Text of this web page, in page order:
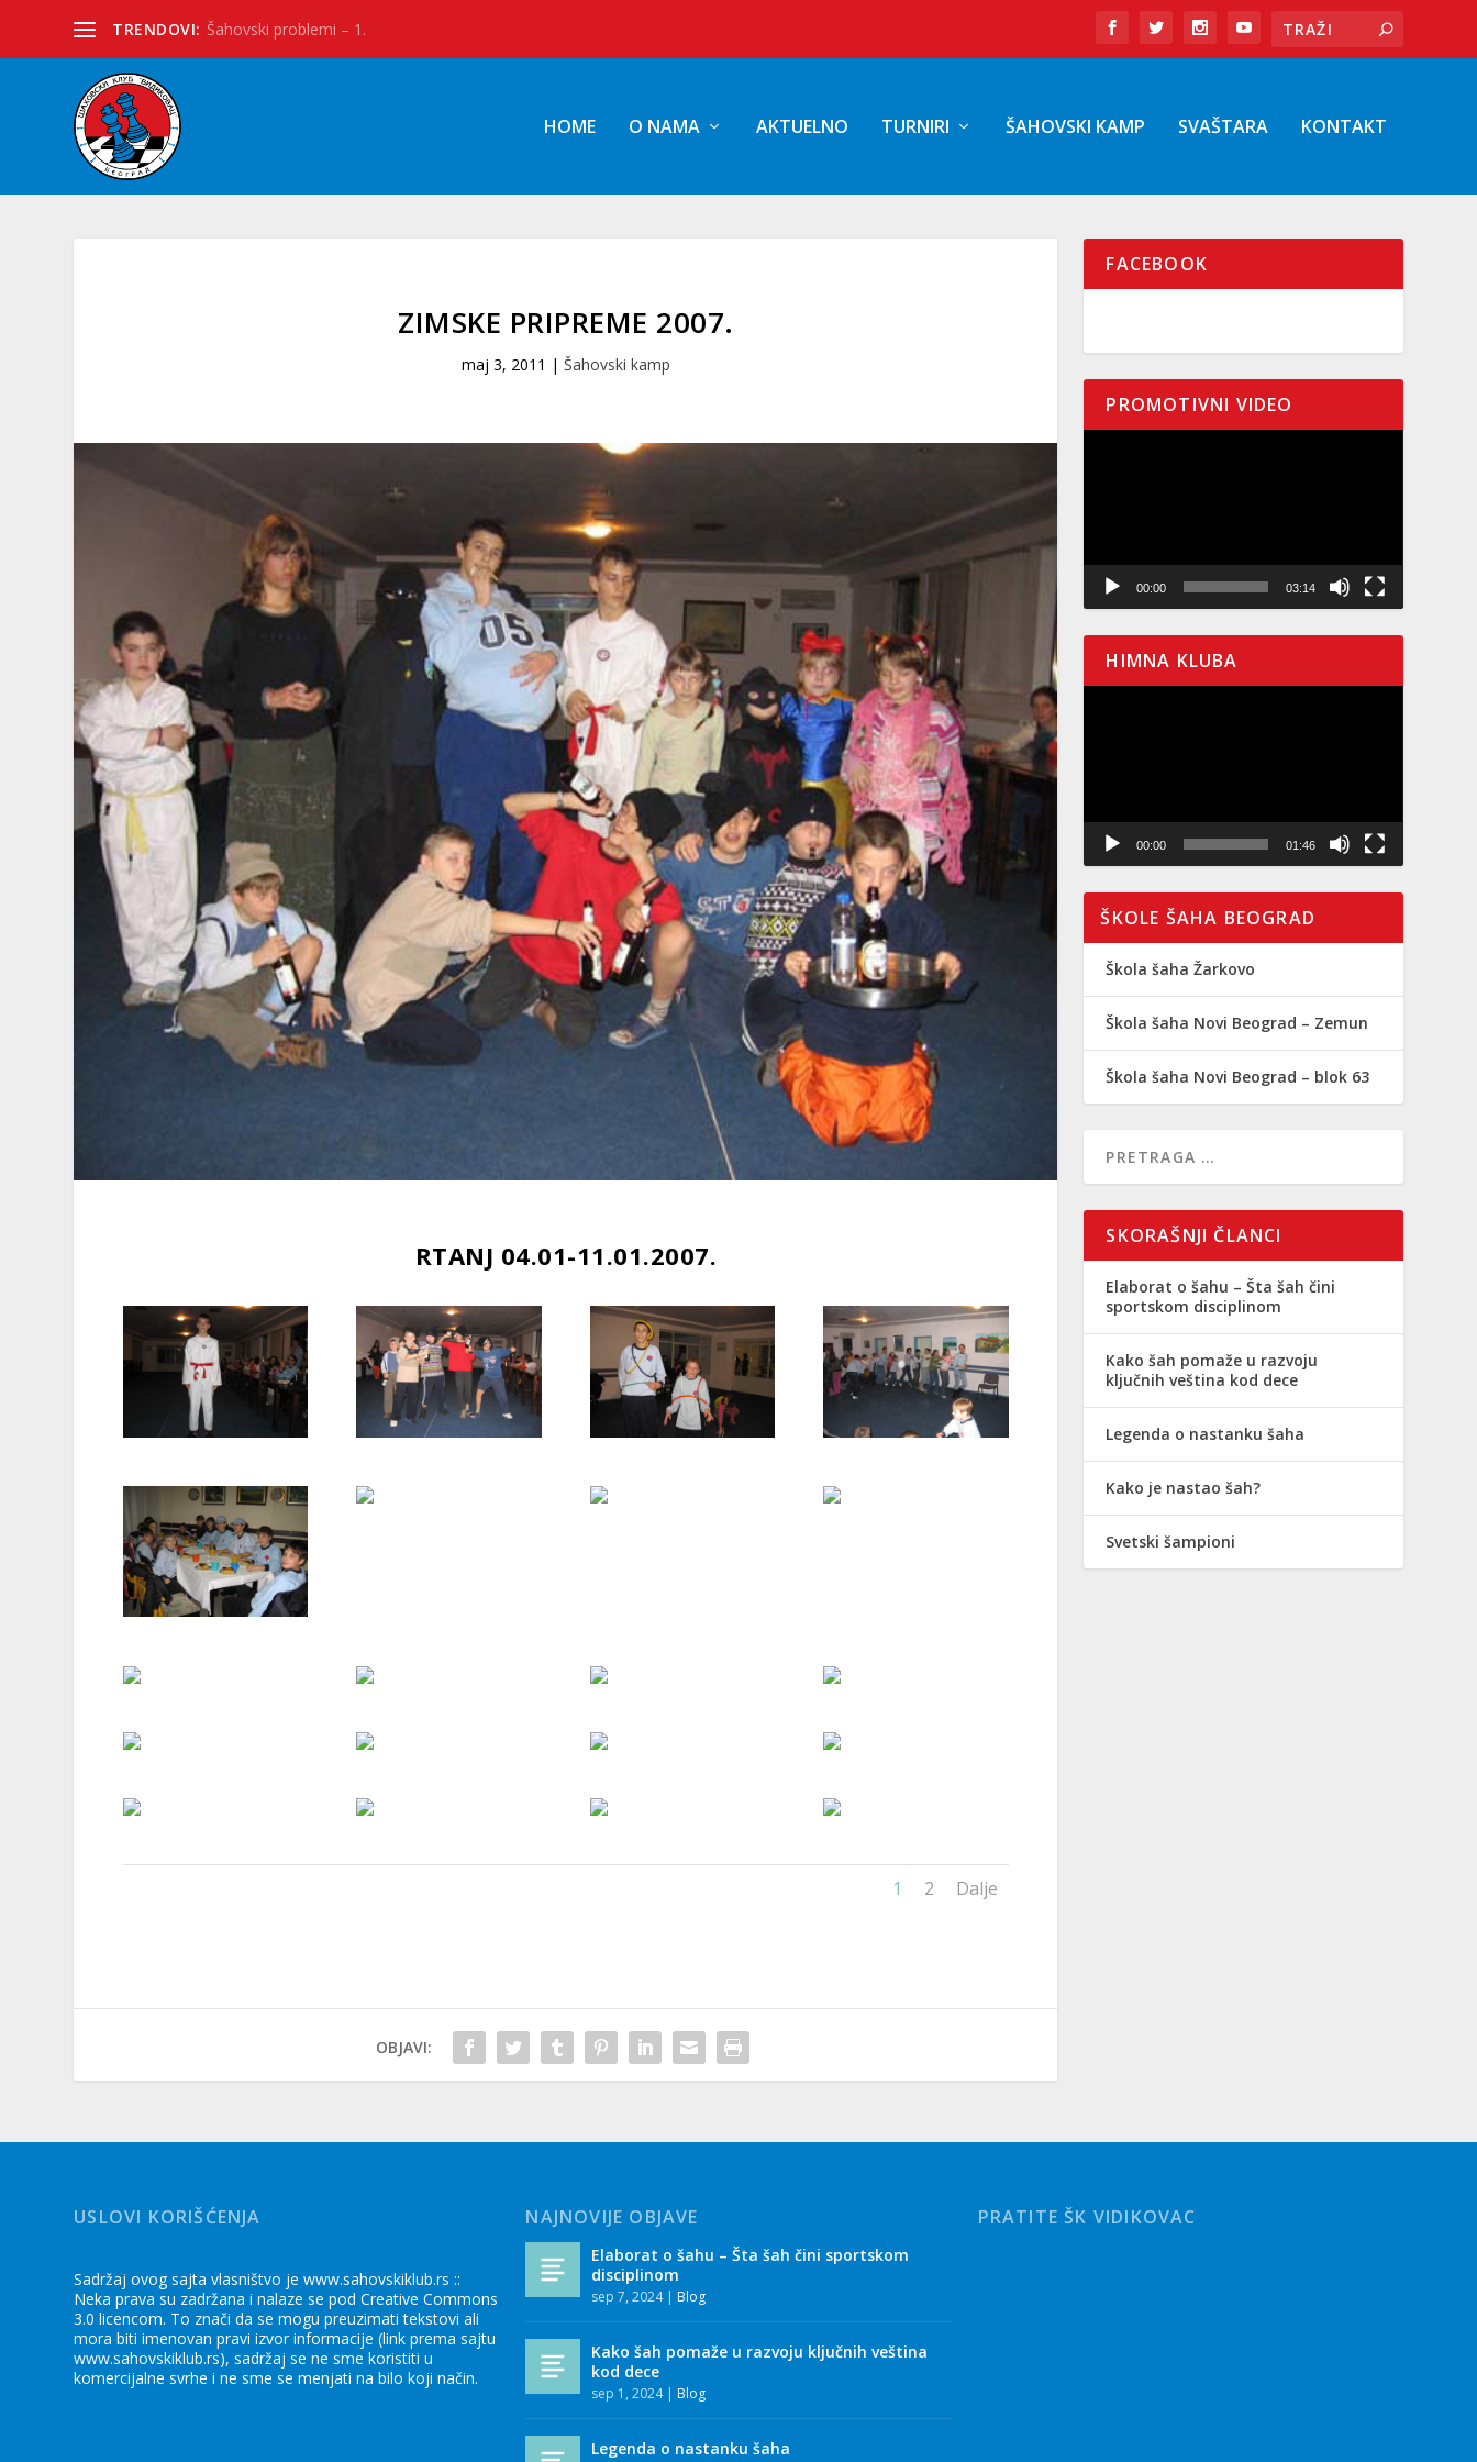
TRENDOVI: Šahovski problemi – 1.
HOME O NAMA AKTUELNO TURNIRI ŠAHOVSKI KAMP SVAŠTARA KONTAKT
ZIMSKE PRIPREME 2007.
maj 3, 2011 | Šahovski kamp
RTANJ 04.01-11.01.2007.
1 2 Dalje
OBJAVI:
FACEBOOK
PROMOTIVNI VIDEO
00:00 03:14
HIMNA KLUBA
00:00 01:46
ŠKOLE ŠAHA BEOGRAD
Škola šaha Žarkovo
Škola šaha Novi Beograd – Zemun
Škola šaha Novi Beograd – blok 63
SKORAŠNJI ČLANCI
Elaborat o šahu – Šta šah čini
sportskom disciplinom
Kako šah pomaže u razvoju
ključnih veština kod dece
Legenda o nastanku šaha
Kako je nastao šah?
Svetski šampioni
USLOVI KORIŠĆENJA
Sadržaj ovog sajta vlasništvo je www.sahovskiklub.rs ::
Neka prava su zadržana i nalaze se pod Creative Commons
3.0 licencom. To znači da se mogu preuzimati tekstovi ali
mora biti imenovan pravi izvor informacije (link prema sajtu
www.sahovskiklub.rs), sadržaj se ne sme koristiti u
komercijalne svrhe i ne sme se menjati na bilo koji način.
NAJNOVIJE OBJAVE
Elaborat o šahu – Šta šah čini sportskom
disciplinom
sep 7, 2024| Blog
Kako šah pomaže u razvoju ključnih veština
kod dece
sep 1, 2024| Blog
Legenda o nastanku šaha
PRATITE ŠK VIDIKOVAC